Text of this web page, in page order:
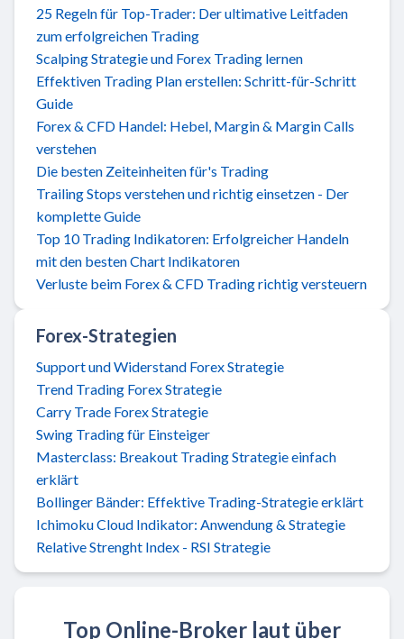
25 Regeln für Top-Trader: Der ultimative Leitfaden
zum erfolgreichen Trading
Scalping Strategie und Forex Trading lernen
Effektiven Trading Plan erstellen: Schritt-für-Schritt
Guide
Forex & CFD Handel: Hebel, Margin & Margin Calls
verstehen
Die besten Zeiteinheiten für's Trading
Trailing Stops verstehen und richtig einsetzen - Der
komplette Guide
Top 10 Trading Indikatoren: Erfolgreicher Handeln
mit den besten Chart Indikatoren
Verluste beim Forex & CFD Trading richtig versteuern
Forex-Strategien
Support und Widerstand Forex Strategie
Trend Trading Forex Strategie
Carry Trade Forex Strategie
Swing Trading für Einsteiger
Masterclass: Breakout Trading Strategie einfach
erklärt
Bollinger Bänder: Effektive Trading-Strategie erklärt
Ichimoku Cloud Indikator: Anwendung & Strategie
Relative Strenght Index - RSI Strategie
Top Online-Broker laut über